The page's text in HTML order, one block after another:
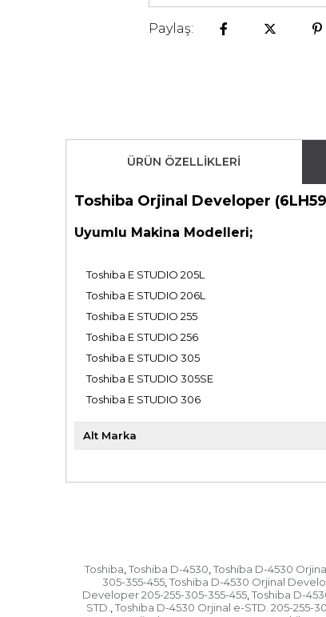
Paylaş:
ÜRÜN ÖZELLIKLERI
Toshiba Orjinal Developer (
Uyumlu Makina Modelleri;
Toshiba E STUDIO 205L
Toshiba E STUDIO 206L
Toshiba E STUDIO 255
Toshiba E STUDIO 256
Toshiba E STUDIO 305
Toshiba E STUDIO 305SE
Toshiba E STUDIO 306
Alt Marka
Toshiba, Toshiba D-4530, Toshiba D-4530
305-355-455, Toshiba D-4530 Orjinal
Developer 205-255-305-355-455, Toshiba D-
STD. , Toshiba D-4530 Orjinal e-STD. 205-255-